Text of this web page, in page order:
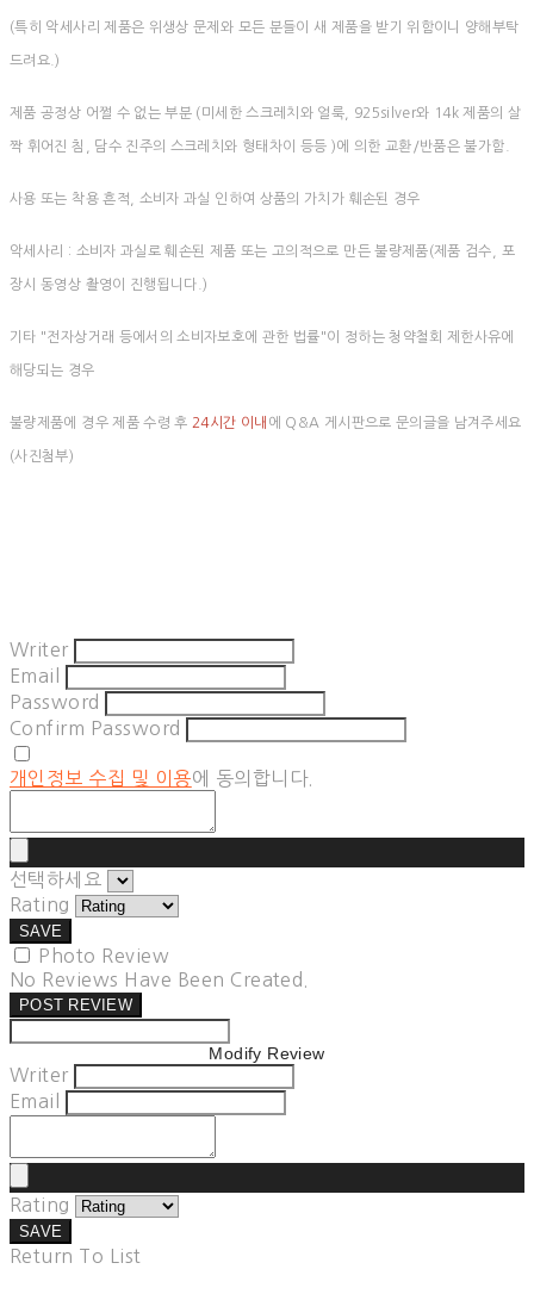
(특히 악세사리 제품은 위생상 문제와 모든 분들이 새 제품을 받기 위함이니 양해부탁
드려요.)
제품 공정상 어쩔 수 없는 부분 (미세한 스크레치와 얼룩, 925silver와 14k 제품의 살
짝 휘어진 침, 담수 진주의 스크레치와 형태차이 등등 )에 의한 교환/반품은 불가함.
사용 또는 착용 흔적, 소비자 과실 인하여 상품의 가치가 훼손된 경우
악세사리 : 소비자 과실로 훼손된 제품 또는 고의적으로 만든 불량제품(제품 검수, 포
장시 동영상 촬영이 진행됩니다.)
기타 "전자상거래 등에서의 소비자보호에 관한 법률"이 정하는 청약철회 제한사유에
해당되는 경우
불량제품에 경우 제품 수령 후 24시간 이내 에 Q&A 게시판으로 문의글을 남겨주세요
(사진첨부)
Writer
Email
Password
Confirm Password
개인정보 수집 및 이용에 동의합니다.
선택하세요
Rating
SAVE
Photo Review
No Reviews Have Been Created.
POST REVIEW
Modify Review
Writer
Email
Rating
SAVE
Return To List